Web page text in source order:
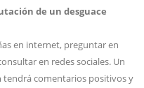
de un desguace
en internet, preguntar en
en redes sociales. Un
tendrá comentarios positivos y